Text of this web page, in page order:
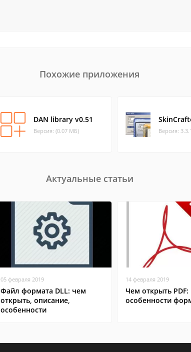
Похожие приложения
DAN library v0.51
Версия: (0.07 МБ) Версия:
Актуальные статьи
05 февраля 2019
Файл формата DLL: чем
открыть, описание,
особенности
14 февраля 2019
Чем открыть PDF:
особенности